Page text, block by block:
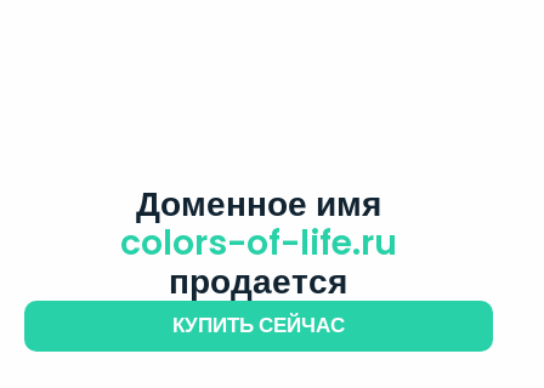
Доменное имя
colors-of-life.ru
продается
КУПИТЬ СЕЙЧАС